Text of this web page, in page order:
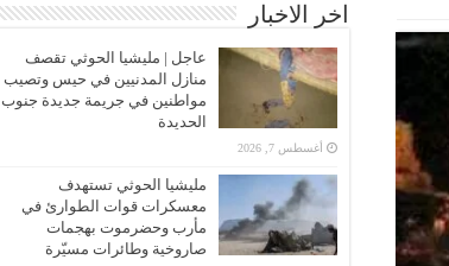
اخر الاخبار
عاجل | مليشيا الحوثي تقصف
منازل المدنيين في حيس وتصيب
مواطنين في جريمة جديدة جنوب
الحديدة
أغسطس 7, 2026
مليشيا الحوثي تستهدف
معسكرات قوات الطوارئ في
مأرب وحضرموت بهجمات
صاروخية وطائرات مسيّرة